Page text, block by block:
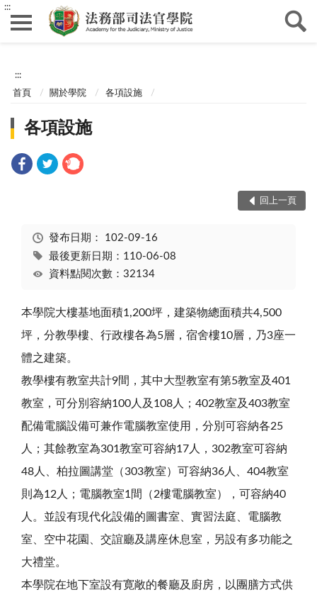
:::
:::
首頁 關於學院 各項設施
各項設施
回上一頁
發布日期： 102-09-16
最後更新日期：110-06-08
資料點閱次數：32134
本學院大樓基地面積1,200坪，建築物總面積共4,500
坪，分教學樓、行政樓各為5層，宿舍樓10層，乃3座一
體之建築。
教學樓有教室共計9間，其中大型教室有第5教室及401
教室，可分別容納100人及108人；402教室及403教室
配備電腦設備可兼作電腦教室使用，分別可容納各25
人；其餘教室為301教室可容納17人，302教室可容納
48人、柏拉圖講堂（303教室）可容納36人、404教室
則為12人；電腦教室1間（2樓電腦教室），可容納40
人。並設有現代化設備的圖書室、實習法庭、電腦教
室、空中花園、交誼廳及講座休息室，另設有多功能之
大禮堂。
本學院在地下室設有寛敞的餐廳及廚房，以團膳方式供